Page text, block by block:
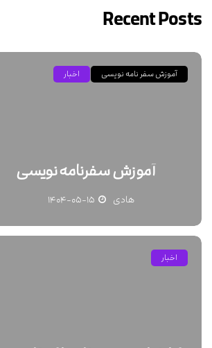
Recent Posts
آموزش سفر نامه نویسی اخبار
آموزش سفرنامه نویسی
هادی ۱۴۰۴-۰۵-۱۵
اخبار